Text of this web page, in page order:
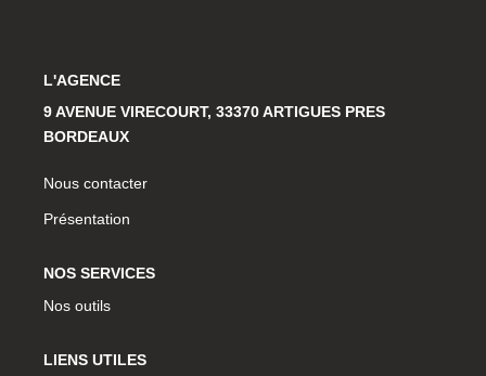
L'AGENCE
9 AVENUE VIRECOURT, 33370 ARTIGUES PRES
BORDEAUX
Nous contacter
Présentation
NOS SERVICES
Nos outils
LIENS UTILES